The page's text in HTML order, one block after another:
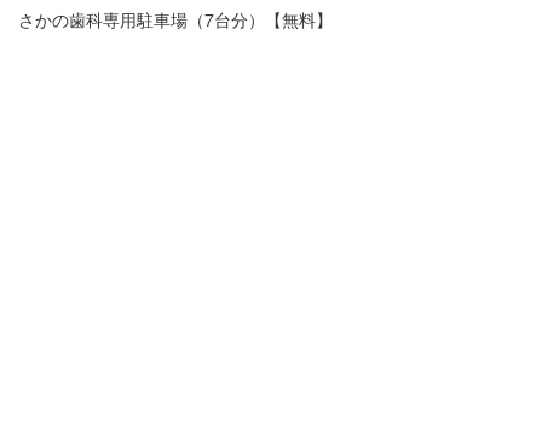
さかの歯科専用駐車場（7台分）【無料】